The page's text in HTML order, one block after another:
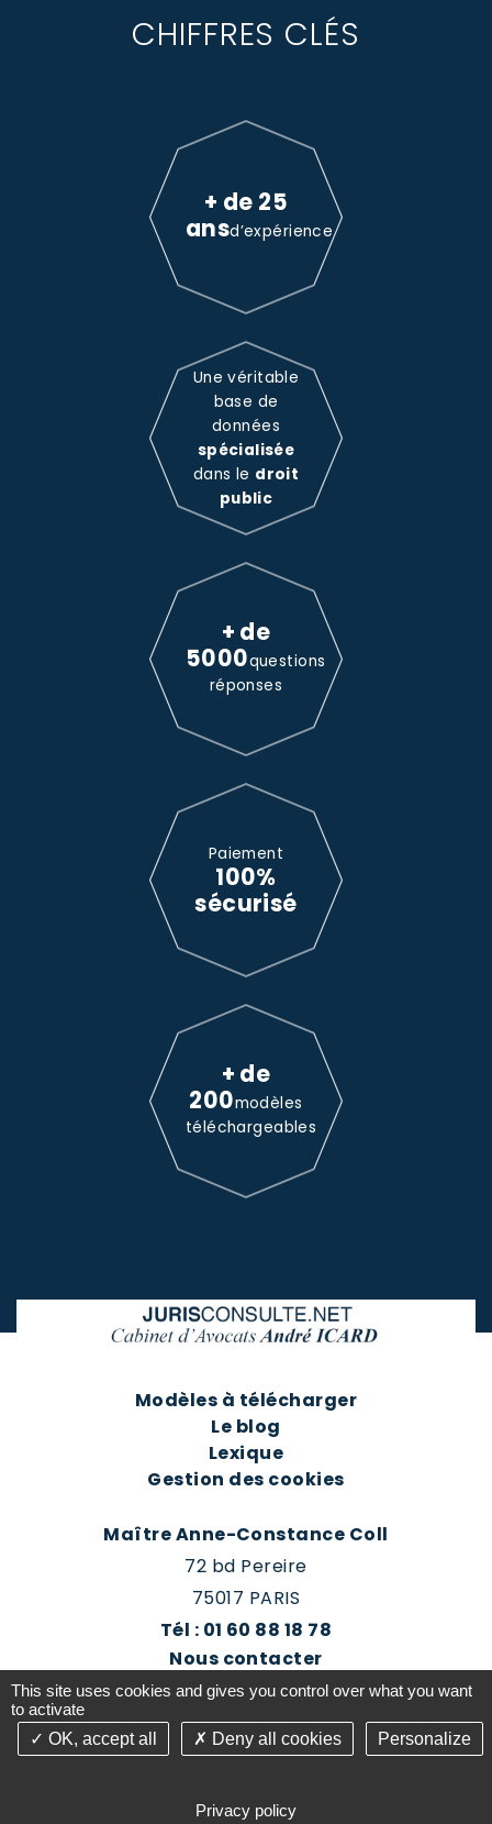
CHIFFRES CLÉS
+ de 25
ansd’expérience
Une véritable
base de
données
spécialisée
dans le droit
public
+ de
5000questions
réponses
Paiement
100%
sécurisé
+ de
200modèles
téléchargeables
Modèles à télécharger
Le blog
Lexique
Gestion des cookies
Maître Anne-Constance Coll
72 bd Pereire
75017 PARIS
Tél : 01 60 88 18 78
Nous contacter
Prendre rendez-vous
This site uses cookies and gives you control over what you want
to activate
OK, accept all
Deny all cookies Personalize
Privacy policy